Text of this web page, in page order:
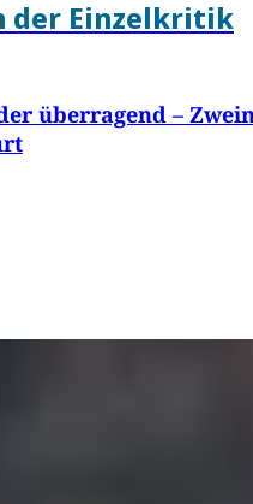
der Einzelkritik
überragend –